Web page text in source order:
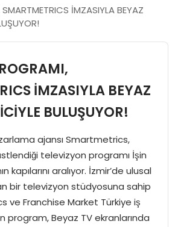
İMZASIYLA BEYAZ
İMZASIYLA BEYAZ
BULUŞUYOR!
ajansı Smartmetrics,
televizyon programı İşin
kapılarını aralıyor. İzmir’de ulusal
bir televizyon stüdyosuna sahip
ve Franchise Market Türkiye iş
program, Beyaz TV ekranlarında